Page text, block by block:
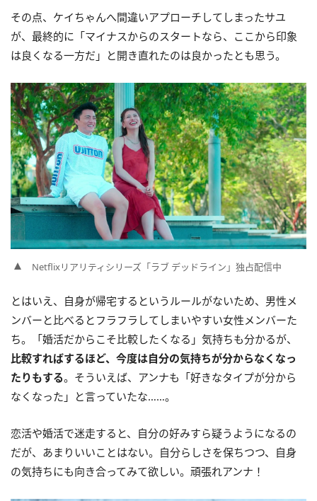
その点、ケイちゃんへ間違いアプローチしてしまったサユ
が、最終的に「マイナスからのスタートなら、ここから印象
は良くなる一方だ」と開き直れたのは良かったとも思う。
Netflixリアリティシリーズ「ラブ デッドライン」独占配信中
とはいえ、自身が帰宅するというルールがないため、男性メ
ンバーと比べるとフラフラしてしまいやすい女性メンバーた
ち。「婚活だからこそ比較したくなる」気持ちも分かるが、
比較すればするほど、今度は自分の気持ちが分からなくなっ
たりもする。そういえば、アンナも「好きなタイプが分から
なくなった」と言っていたな……。
恋活や婚活で迷走すると、自分の好みすら疑うようになるの
だが、あまりいいことはない。自分らしさを保ちつつ、自身
の気持ちにも向き合ってみて欲しい。頑張れアンナ！